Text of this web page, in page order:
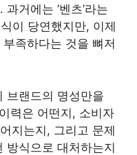
거에는 ‘벤츠’라는
이 당연했지만, 이제
족하다는 것을 뼈저
브랜드의 명성만을
력은 어떤지, 소비자
지는지, 그리고 문제
방식으로 대처하는지